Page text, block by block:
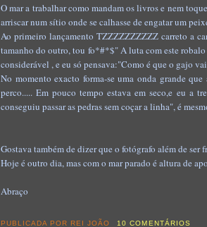
O mar a trabalhar como mandam os livros e nem toq
arriscar num sítio onde se calhasse de engatar um
Ao primeiro lançamento TZZZZZZZZZZ carreto a
tamanho do outro, tou fo*#*$" A luta com este robalo
considerável , e eu só pensava:"Como é que o gajo
No momento exacto forma-se uma onda grande
perco..... Em pouco tempo estava em seco,e eu a
conseguiu passar as pedras sem coçar a linha", é
Gostava também de dizer que o fotógrafo além de ser
Hoje é outro dia, mas com o mar parado é altura de
Abraço
PUBLICADA PORREI JOÃO 10 COMENTÁRIOS